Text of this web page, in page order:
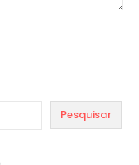
Pesquisar